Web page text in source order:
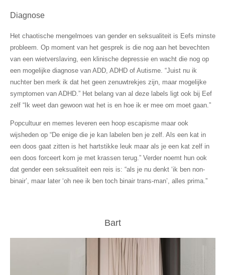
Diagnose
Het chaotische mengelmoes van gender en seksualiteit is Eefs minste
probleem. Op moment van het gesprek is die nog aan het bevechten
van een wietverslaving, een klinische depressie en wacht die nog op
een mogelijke diagnose van ADD, ADHD of Autisme. “Juist nu ik
nuchter ben merk ik dat het geen zenuwtrekjes zijn, maar mogelijke
symptomen van ADHD.” Het belang van al deze labels ligt ook bij Eef
zelf “Ik weet dan gewoon wat het is en hoe ik er mee om moet gaan.”
Popcultuur en memes leveren een hoop escapisme maar ook
wijsheden op “De enige die je kan labelen ben je zelf. Als een kat in
een doos gaat zitten is het hartstikke leuk maar als je een kat zelf in
een doos forceert kom je met krassen terug.” Verder noemt hun ook
dat gender een seksualiteit een reis is: “als je nu denkt ‘ik ben non-
binair’, maar later ‘oh nee ik ben toch binair trans-man’, alles prima.”
Bart